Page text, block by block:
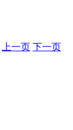
上一页 下一页